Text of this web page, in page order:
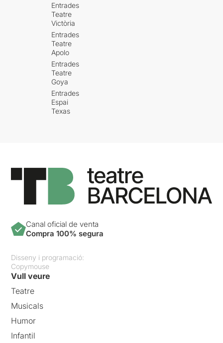
Entrades
Teatre
Victòria
Entrades
Teatre
Apolo
Entrades
Teatre
Goya
Entrades
Espai
Texas
Canal oficial de venta
Compra 100% segura
Disseny i programació:
Copymouse
Vull veure
Teatre
Musicals
Humor
Infantil